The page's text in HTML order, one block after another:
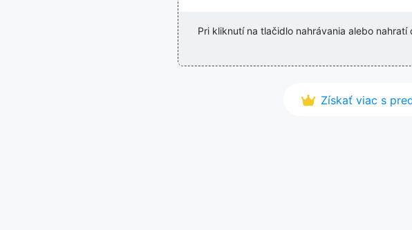
Pri kliknutí na tlačidlo nahrávania alebo nahratí
Získať viac s